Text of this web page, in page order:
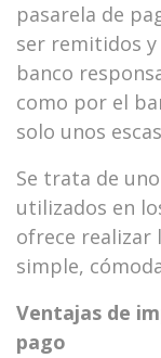
pasarela de
ser remitidos
banco
como por el
solo unos
Se trata de
utilizados en
ofrece realizar
simple,
Ventajas de
pago